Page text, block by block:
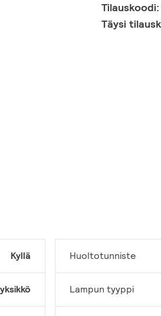
Tilauskoodi:
Täysi
Kyllä Huoltotunniste
Lampun tyyppi